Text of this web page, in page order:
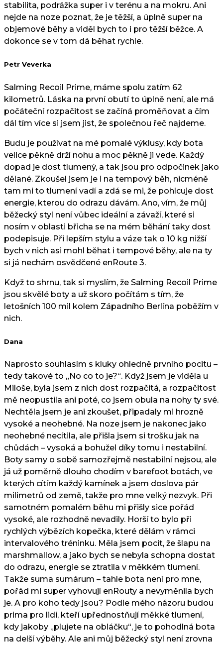
stabilita, podrážka super i v terénu a na mokru. Ani
nejde na noze poznat, že je těžší, a úplně super na
objemové běhy a viděl bych to i pro těžší běžce. A
dokonce se v tom dá běhat rychle.
Petr Veverka
Salming Recoil Prime, máme spolu zatím 62
kilometrů. Láska na první obutí to úplně není, ale má
počáteční rozpačitost se začíná proměňovat a čím
dál tím více si jsem jist, že společnou řeč najdeme.
Budu je používat na mé pomalé výklusy, kdy bota
velice pěkně drží nohu a moc pěkně ji vede. Každý
dopad je dost tlumený, a tak jsou pro odpočinek jako
dělané. Zkoušel jsem je i na tempový běh, nicméně
tam mi to tlumení vadí a zdá se mi, že pohlcuje dost
energie, kterou do odrazu dávám. Ano, vím, že můj
běžecký styl není vůbec ideální a závaží, které si
nosím v oblasti břicha se na mém běhání taky dost
podepisuje. Při lepším stylu a váze tak o 10 kg nižší
bych v nich asi mohl běhat i tempové běhy, ale na ty
si já nechám osvědčené enRoute 3.
Když to shrnu, tak si myslím, že Salming Recoil Prime
jsou skvělé boty a už skoro počítám s tím, že
letošních 100 mil kolem Západního Berlína poběžím v
nich.
Dana
Naprosto souhlasím s kluky ohledně prvního pocitu –
tedy takové to „No co to je?“. Když jsem je viděla u
Miloše, byla jsem z nich dost rozpačitá, a rozpačitost
mě neopustila ani poté, co jsem obula na nohy ty své.
Nechtěla jsem je ani zkoušet, připadaly mi hrozně
vysoké a neohebné. Na noze jsem je nakonec jako
neohebné necítila, ale přišla jsem si trošku jak na
chůdách – vysoká a bohužel díky tomu i nestabilní.
Boty samy o sobě samozřejmě nestabilní nejsou, ale
já už poměrně dlouho chodím v barefoot botách, ve
kterých cítím každý kamínek a jsem doslova pár
milimetrů od země, takže pro mne velký nezvyk. Při
samotném pomalém běhu mi přišly sice pořád
vysoké, ale rozhodně nevadily. Horší to bylo při
rychlých výbězích kopečka, které dělám v rámci
intervalového tréninku. Měla jsem pocit, že šlapu na
marshmallow, a jako bych se nebyla schopna dostat
do odrazu, energie se ztratila v měkkém tlumení.
Takže suma sumárum – tahle bota není pro mne,
pořád mi super vyhovují enRouty a nevyměnila bych
je. A pro koho tedy jsou? Podle mého názoru budou
prima pro lidi, kteří upřednostňují měkké tlumení,
kdy jakoby „plujete na obláčku“, je to pohodlná bota
na delší výběhy. Ale ani můj běžecký styl není zrovna